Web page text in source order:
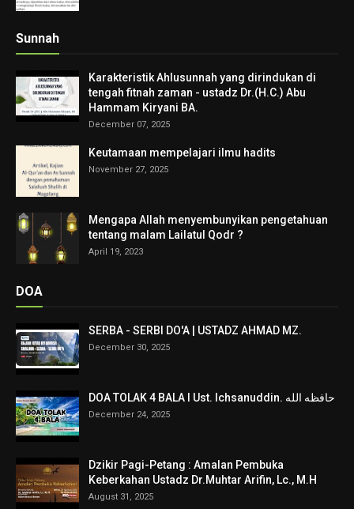
Sunnah
Karakteristik Ahlusunnah yang dirindukan di
tengah fitnah zaman - ustadz Dr.(H.C.) Abu
Hammam Kiryani BA.
December 07, 2025
Keutamaan mempelajari ilmu hadits
November 27, 2025
Mengapa Allah menyembunyikan pengetahuan
tentang malam Lailatul Qodr ?
April 19, 2023
DOA
SERBA - SERBI DO'A | USTADZ AHMAD MZ.
December 30, 2025
DOA TOLAK 4 BALA I Ust. Ichsanuddin. حافظه الله
December 24, 2025
Dzikir Pagi-Petang : Amalan Pembuka
Keberkahan Ustadz Dr.Muhtar Arifin, Lc., M.H
August 31, 2025